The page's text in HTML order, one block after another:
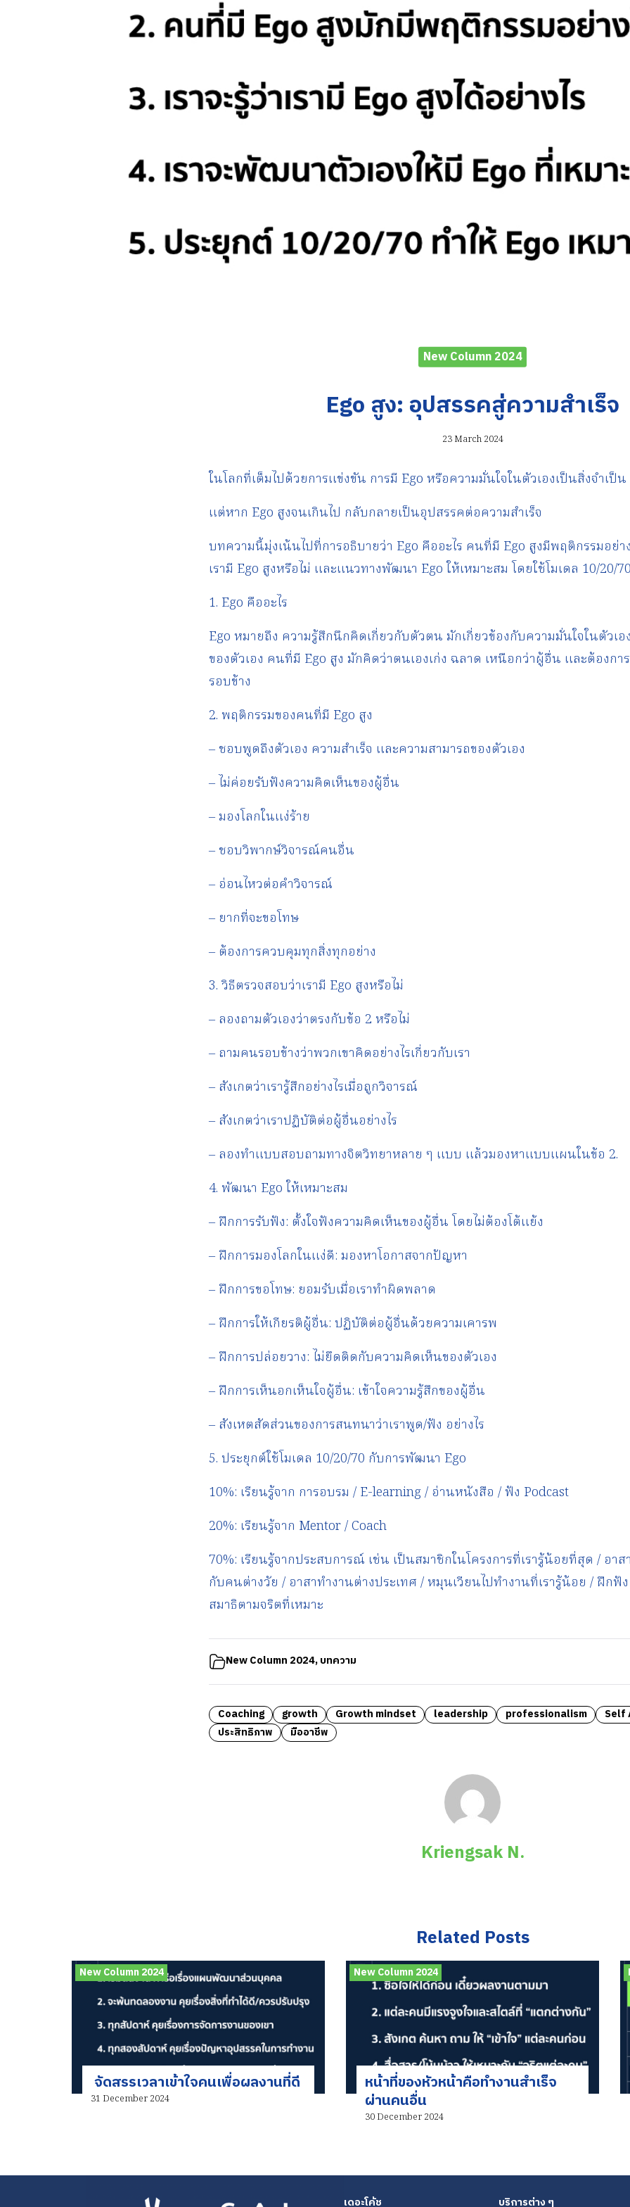
New Column 2024
Ego สูง: อุปสรรคสู่ความสำเร็จ
23 March 2024
ในโลกที่เต็มไปด้วยการแข่งขัน การมี Ego หรือความมั่นใจในตัวเองเป็นสิ่งจำเป็น
แต่หาก Ego สูงจนเกินไป กลับกลายเป็นอุปสรรคต่อความสำเร็จ
บทความนี้มุ่งเน้นไปที่การอธิบายว่า Ego คืออะไร คนที่มี Ego สูงมีพฤติกรรมอย่า
เรามี Ego สูงหรือไม่ และแนวทางพัฒนา Ego ให้เหมาะสม โดยใช้โมเดล 10/20/70
1. Ego คืออะไร
Ego หมายถึง ความรู้สึกนึกคิดเกี่ยวกับตัวตน มักเกี่ยวข้องกับความมั่นใจในตัวเ
ของตัวเอง คนที่มี Ego สูง มักคิดว่าตนเองเก่ง ฉลาด เหนือกว่าผู้อื่น และต้องกา
รอบข้าง
2. พฤติกรรมของคนที่มี Ego สูง
– ชอบพูดถึงตัวเอง ความสำเร็จ และความสามารถของตัวเอง
– ไม่ค่อยรับฟังความคิดเห็นของผู้อื่น
– มองโลกในแง่ร้าย
– ชอบวิพากษ์วิจารณ์คนอื่น
– อ่อนไหวต่อคำวิจารณ์
– ยากที่จะขอโทษ
– ต้องการควบคุมทุกสิ่งทุกอย่าง
3. วิธีตรวจสอบว่าเรามี Ego สูงหรือไม่
– ลองถามตัวเองว่าตรงกับข้อ 2 หรือไม่
– ถามคนรอบข้างว่าพวกเขาคิดอย่างไรเกี่ยวกับเรา
– สังเกตว่าเรารู้สึกอย่างไรเมื่อถูกวิจารณ์
– สังเกตว่าเราปฏิบัติต่อผู้อื่นอย่างไร
– ลองทำแบบสอบถามทางจิตวิทยาหลาย ๆ แบบ แล้วมองหาแบบแผนในข้อ 2.
4. พัฒนา Ego ให้เหมาะสม
– ฝึกการรับฟัง: ตั้งใจฟังความคิดเห็นของผู้อื่น โดยไม่ต้องโต้แย้ง
– ฝึกการมองโลกในแง่ดี: มองหาโอกาสจากปัญหา
– ฝึกการขอโทษ: ยอมรับเมื่อเราทำผิดพลาด
– ฝึกการให้เกียรติผู้อื่น: ปฏิบัติต่อผู้อื่นด้วยความเคารพ
– ฝึกการปล่อยวาง: ไม่ยึดติดกับความคิดเห็นของตัวเอง
– ฝึกการเห็นอกเห็นใจผู้อื่น: เข้าใจความรู้สึกของผู้อื่น
– สังเหตสัดส่วนของการสนทนาว่าเราพูด/ฟัง อย่างไร
5. ประยุกต์ใช้โมเดล 10/20/70 กับการพัฒนา Ego
10%: เรียนรู้จาก การอบรม / E-learning / อ่านหนังสือ / ฟัง Podcast
20%: เรียนรู้จาก Mentor / Coach
70%: เรียนรู้จากประสบการณ์ เช่น เป็นสมาชิกในโครงการที่เรารู้น้อยที่สุด / อาส
กับคนต่างวัย / อาสาทำงานต่างประเทศ / หมุนเวียนไปทำงานที่เรารู้น้อย / ฝึกฟั
สมาธิตามจริตที่เหมาะ
New Column 2024,บทความ
Coaching growth Growth mindset leadership professionalism
Self
ประสิทธิภาพ
มืออาชีพ
Kriengsak N.
Related Posts
New Column 2024
จัดสรรเวลาเข้าใจคนเพื่อผลงานที่ดี
31 December 2024
New Column 2024
หน้าที่ของหัวหน้าคือทำงานสำเร็จ
ผ่านคนอื่น
30 December 2024
เดอะโค้ช บริการต่าง ๆ